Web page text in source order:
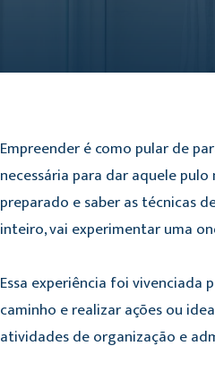
Empreender é como pular de
necessária para dar aquele
preparado e saber as técnicas
inteiro, vai experimentar uma
Essa experiência foi vivenciada
caminho e realizar ações ou
atividades de organização e